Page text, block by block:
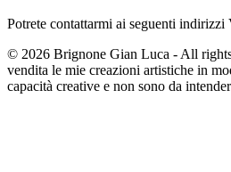
Potrete contattarmi ai seguenti indirizzi
© 2026 Brignone Gian Luca - All
vendita le mie creazioni artistiche in
capacità creative e non sono da